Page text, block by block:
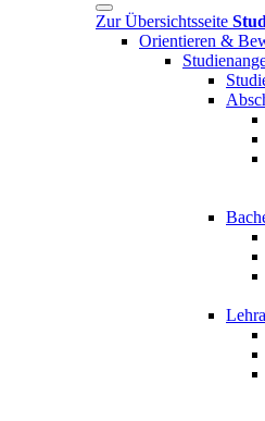
Zur Übersichtsseite
Orientieren &